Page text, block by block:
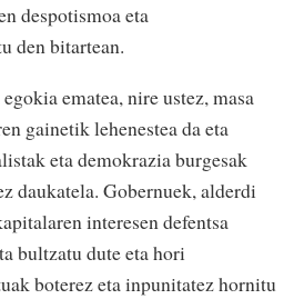
despotismoa eta
den bitartean.
ematea, nire ustez, masa
gainetik lehenestea da eta
eta demokrazia burgesak
daukatela. Gobernuek, alderdi
interesen defentsa
bultzatu dute eta hori
boterez eta inpunitatez hornitu